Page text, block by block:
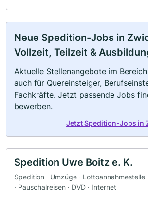
Neue Spedition-Jobs in
Vollzeit, Teilzeit &
Aktuelle Stellenangebote im
auch für Quereinsteiger,
Fachkräfte. Jetzt passende Jobs
bewerben.
Jetzt Spedition-Jobs in
Spedition Uwe Boitz e. K.
Spedition · Umzüge · Lottoannahmestelle
· Pauschalreisen · DVD · Internet